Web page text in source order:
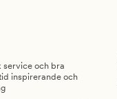
service och bra
inspirerande och